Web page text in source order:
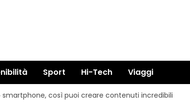
Sport Hi-Tech Viaggi
smartphone, così puoi creare contenuti incredibili